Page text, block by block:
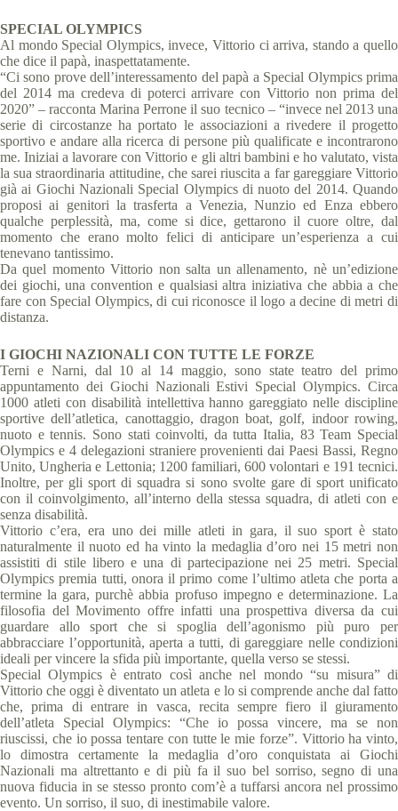
SPECIAL OLYMPICS
Al mondo Special Olympics, invece, Vittorio ci arriva, stando a quello
che dice il papà, inaspettatamente.
“Ci sono prove dell’interessamento del papà a Special Olympics prima
del 2014 ma credeva di poterci arrivare con Vittorio non prima del
2020” – racconta Marina Perrone il suo tecnico – “invece nel 2013 una
serie di circostanze ha portato le associazioni a rivedere il progetto
sportivo e andare alla ricerca di persone più qualificate e incontrarono
me. Iniziai a lavorare con Vittorio e gli altri bambini e ho valutato, vista
la sua straordinaria attitudine, che sarei riuscita a far gareggiare Vittorio
già ai Giochi Nazionali Special Olympics di nuoto del 2014. Quando
proposi ai genitori la trasferta a Venezia, Nunzio ed Enza ebbero
qualche perplessità, ma, come si dice, gettarono il cuore oltre, dal
momento che erano molto felici di anticipare un’esperienza a cui
tenevano tantissimo.
Da quel momento Vittorio non salta un allenamento, nè un’edizione
dei giochi, una convention e qualsiasi altra iniziativa che abbia a che
fare con Special Olympics, di cui riconosce il logo a decine di metri di
distanza.
I GIOCHI NAZIONALI CON TUTTE LE FORZE
Terni e Narni, dal 10 al 14 maggio, sono state teatro del primo
appuntamento dei Giochi Nazionali Estivi Special Olympics. Circa
1000 atleti con disabilità intellettiva hanno gareggiato nelle discipline
sportive dell’atletica, canottaggio, dragon boat, golf, indoor rowing,
nuoto e tennis. Sono stati coinvolti, da tutta Italia, 83 Team Special
Olympics e 4 delegazioni straniere provenienti dai Paesi Bassi, Regno
Unito, Ungheria e Lettonia; 1200 familiari, 600 volontari e 191 tecnici.
Inoltre, per gli sport di squadra si sono svolte gare di sport unificato
con il coinvolgimento, all’interno della stessa squadra, di atleti con e
senza disabilità.
Vittorio c’era, era uno dei mille atleti in gara, il suo sport è stato
naturalmente il nuoto ed ha vinto la medaglia d’oro nei 15 metri non
assistiti di stile libero e una di partecipazione nei 25 metri. Special
Olympics premia tutti, onora il primo come l’ultimo atleta che porta a
termine la gara, purchè abbia profuso impegno e determinazione. La
filosofia del Movimento offre infatti una prospettiva diversa da cui
guardare allo sport che si spoglia dell’agonismo più puro per
abbracciare l’opportunità, aperta a tutti, di gareggiare nelle condizioni
ideali per vincere la sfida più importante, quella verso se stessi.
Special Olympics è entrato così anche nel mondo “su misura” di
Vittorio che oggi è diventato un atleta e lo si comprende anche dal fatto
che, prima di entrare in vasca, recita sempre fiero il giuramento
dell’atleta Special Olympics: “Che io possa vincere, ma se non
riuscissi, che io possa tentare con tutte le mie forze”. Vittorio ha vinto,
lo dimostra certamente la medaglia d’oro conquistata ai Giochi
Nazionali ma altrettanto e di più fa il suo bel sorriso, segno di una
nuova fiducia in se stesso pronto com’è a tuffarsi ancora nel prossimo
evento. Un sorriso, il suo, di inestimabile valore.